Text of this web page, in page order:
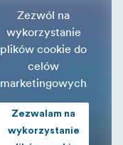
Zezwól na
wykorzystanie
plików cookie do
celów
marketingowych
Zezwalam na
wykorzystanie